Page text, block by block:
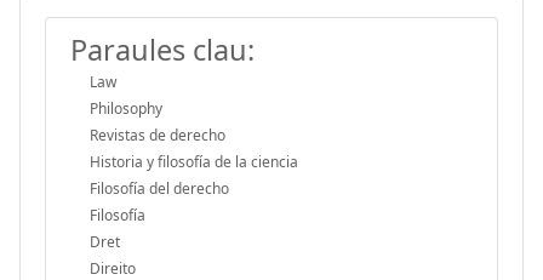
Paraules clau:
Law
Philosophy
Revistas de derecho
Historia y filosofía de la ciencia
Filosofía del derecho
Filosofía
Dret
Direito